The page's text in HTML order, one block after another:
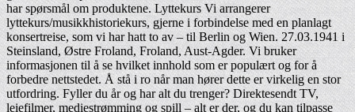
har spørsmål om produktene. Lyttekurs Vi arrangerer
lyttekurs/musikkhistoriekurs, gjerne i forbindelse med en planlagt
konsertreise, som vi har hatt to av – til Berlin og Wien. 27.03.1941 i
Steinsland, Østre Froland, Froland, Aust-Agder. Vi bruker
informasjonen til å se hvilket innhold som er populært og for å
forbedre nettstedet. Å stå i ro når man hører dette er virkelig en stor
utfordring. Fyller du år og har alt du trenger? Direktesendt TV,
leiefilmer, mediestrømming og spill – alt er der, og du kan tilpasse